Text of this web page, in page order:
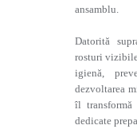
ansamblu.
Datorită
rosturi
igienă,
dezvoltarea
îl transformă
dedicate